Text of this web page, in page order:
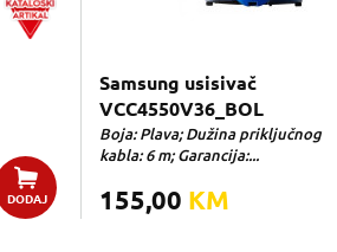
DODAJ
Samsung usisivač
VCC4550V36_BOL
Boja: Plava; Dužina priključnog
kabla: 6 m; Garancija:...
155,00 KM